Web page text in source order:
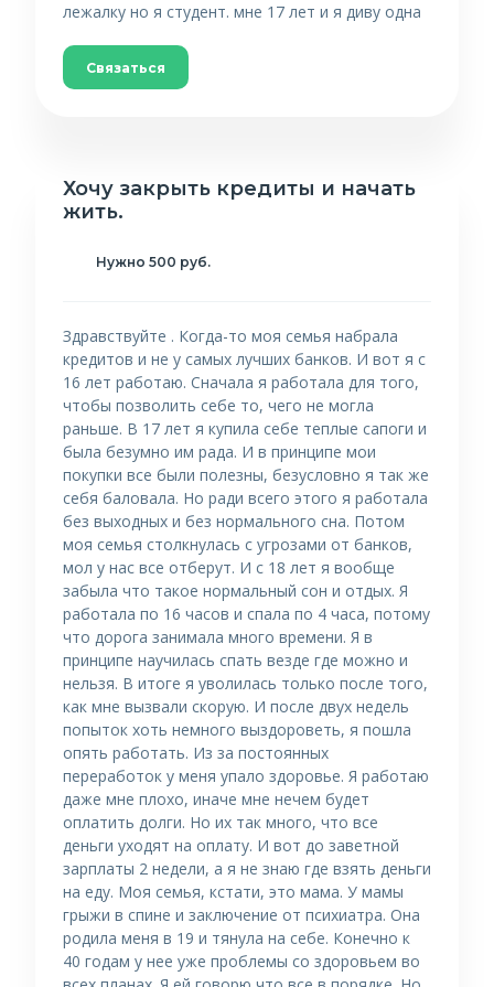
лежалку но я студент. мне 17 лет и я диву одна
Связаться
Хочу закрыть кредиты и начать
жить.
Нужно 500 руб.
Здравствуйте . Когда-то моя семья набрала
кредитов и не у самых лучших банков. И вот я с
16 лет работаю. Сначала я работала для того,
чтобы позволить себе то, чего не могла
раньше. В 17 лет я купила себе теплые сапоги и
была безумно им рада. И в принципе мои
покупки все были полезны, безусловно я так же
себя баловала. Но ради всего этого я работала
без выходных и без нормального сна. Потом
моя семья столкнулась с угрозами от банков,
мол у нас все отберут. И с 18 лет я вообще
забыла что такое нормальный сон и отдых. Я
работала по 16 часов и спала по 4 часа, потому
что дорога занимала много времени. Я в
принципе научилась спать везде где можно и
нельзя. В итоге я уволилась только после того,
как мне вызвали скорую. И после двух недель
попыток хоть немного выздороветь, я пошла
опять работать. Из за постоянных
переработок у меня упало здоровье. Я работаю
даже мне плохо, иначе мне нечем будет
оплатить долги. Но их так много, что все
деньги уходят на оплату. И вот до заветной
зарплаты 2 недели, а я не знаю где взять деньги
на еду. Моя семья, кстати, это мама. У мамы
грыжи в спине и заключение от психиатра. Она
родила меня в 19 и тянула на себе. Конечно к
40 годам у нее уже проблемы со здоровьем во